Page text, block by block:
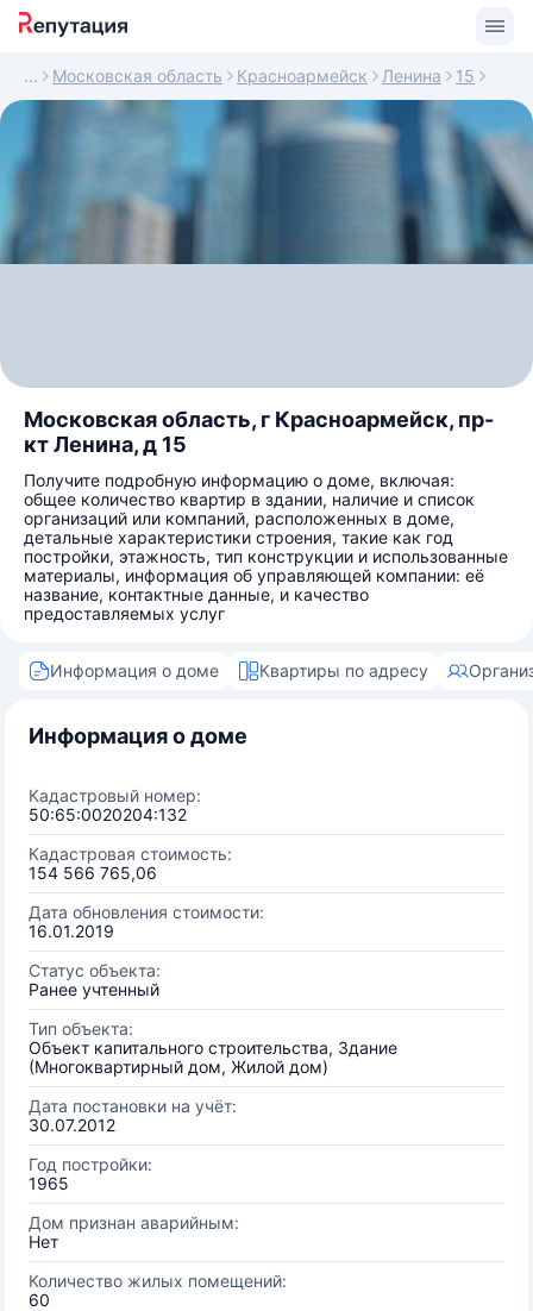
Московская область Красноармейск Ленина 15
Московская область, г Красноармейск, пр-
кт Ленина, д 15
Получите подробную информацию о доме, включая:
общее количество квартир в здании, наличие и список
организаций или компаний, расположенных в доме,
детальные характеристики строения, такие как год
постройки, этажность, тип конструкции и использованные
материалы, информация об управляющей компании: её
название, контактные данные, и качество
предоставляемых услуг
Информация о доме Квартиры по адресу
Информация о доме
Кадастровый номер:
50:65:0020204:132
Кадастровая стоимость:
154 566 765,06
Дата обновления стоимости:
16.01.2019
Статус объекта:
Ранее учтенный
Тип объекта:
Объект капитального строительства, Здание
(Многоквартирный дом, Жилой дом)
Дата постановки на учёт:
30.07.2012
Год постройки:
1965
Дом признан аварийным:
Нет
Количество жилых помещений:
60